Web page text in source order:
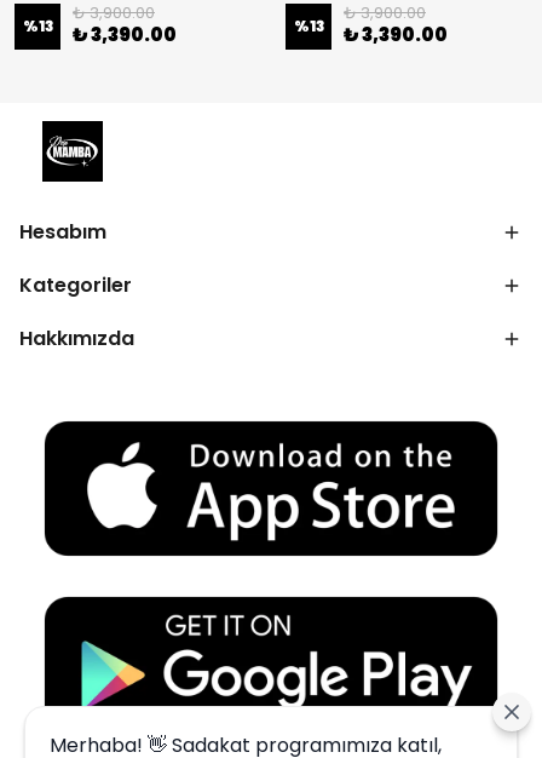
%13
₺ 3,900.00
₺ 3,390.00 %13
₺ 3,900.00
₺ 3,390.00
Hesabım
Kategoriler
Hakkımızda
Merhaba! 👋 Sadakat programımıza katıl,